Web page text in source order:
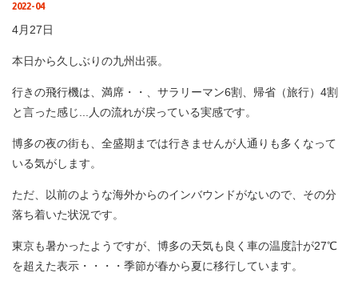
2022-04
4月27日
本日から久しぶりの九州出張。
行きの飛行機は、満席・・、サラリーマン6割、帰省（旅行）4割
と言った感じ...人の流れが戻っている実感です。
博多の夜の街も、全盛期までは行きませんが人通りも多くなって
いる気がします。
ただ、以前のような海外からのインバウンドがないので、その分
落ち着いた状況です。
東京も暑かったようですが、博多の天気も良く車の温度計が27℃
を超えた表示・・・・季節が春から夏に移行しています。